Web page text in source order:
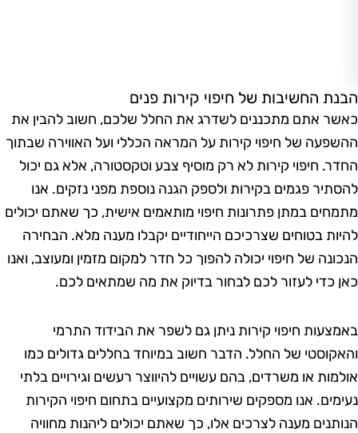
החשיבות של חיפוי קירות פנים
אתם מתכננים לשדרג את החלל שלכם, חשוב להבין את
של חיפוי קירות על המראה הכללי ועל האווירה שבתוך
חיפוי קירות לא רק מוסיף צבע וטקסטורה, אלא גם יכול
פגמים בקירות ולספק הגנה נוספת מפני נזקים. אנו
במתן פתרונות חיפוי מותאמים אישית, כך שאתם יכולים
בטוחים שצרכיכם הייחודיים יקבלו מענה מלא. הבחירה
של חיפוי יכולה להפוך כל חדר למקום מזמין ומעוצב, ואנו
כדי לעזור לכם לבחור בדיוק את מה שמתאים לכם.
חיפוי קירות ניתן גם לשפר את הבידוד התרמי
של החלל. הדבר חשוב במיוחד בחללים גדולים כמו
או משרדים, בהם עשויים להיווצר רעשים וגירויים בלתי
אנו מספקים שירותים מקצועיים בתחום חיפוי הקירות
מענה לצרכים אלו, כך שאתם יכולים ליהנות מחוויה